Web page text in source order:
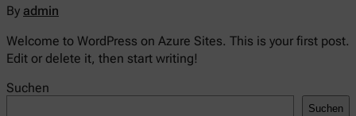
By admin
Welcome to WordPress on Azure Sites. This is your first post.
Edit or delete it, then start writing!
Suchen
Suchen